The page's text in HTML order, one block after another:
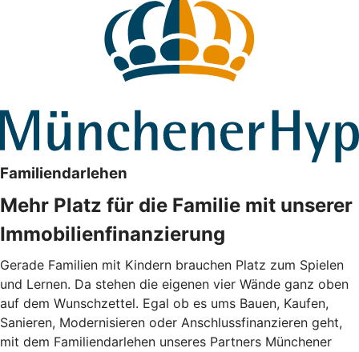
Familiendarlehen
Mehr Platz für die Familie mit unserer
Immobilienfinanzierung
Gerade Familien mit Kindern brauchen Platz zum Spielen
und Lernen. Da stehen die eigenen vier Wände ganz oben
auf dem Wunschzettel. Egal ob es ums Bauen, Kaufen,
Sanieren, Modernisieren oder Anschlussfinanzieren geht,
mit dem Familiendarlehen unseres Partners Münchener